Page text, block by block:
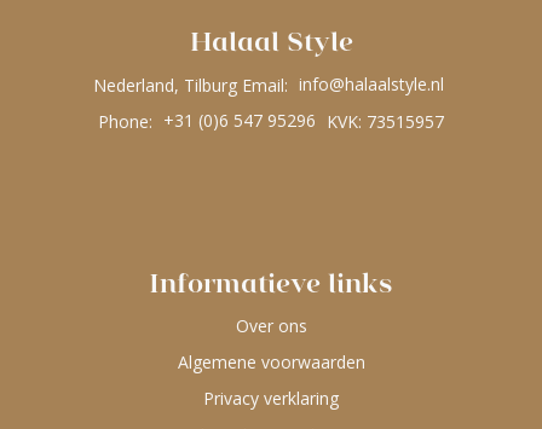
Halaal Style
Nederland, Tilburg Email: info@halaalstyle.nl
Phone: +31 (0)6 547 95296 KVK: 73515957
Informatieve links
Over ons
Algemene voorwaarden
Privacy verklaring